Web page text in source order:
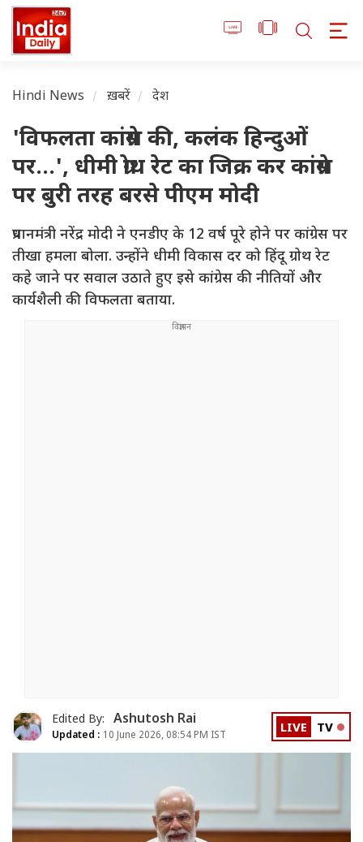
Hindi News ख़बरें देश
'विफलता कांग्रेस की, कलंक हिन्दुओं
पर...', धीमी ग्रोथ रेट का जिक्र कर कांग्रेस
पर बुरी तरह बरसे पीएम मोदी
प्रधानमंत्री नरेंद्र मोदी ने एनडीए के 12 वर्ष पूरे होने पर कांग्रेस पर
तीखा हमला बोला. उन्होंने धीमी विकास दर को हिंदू ग्रोथ रेट
कहे जाने पर सवाल उठाते हुए इसे कांग्रेस की नीतियों और
कार्यशैली की विफलता बताया.
Edited By: Ashutosh Rai
Updated : 10 June 2026, 08:54 PM IST LIVE TV